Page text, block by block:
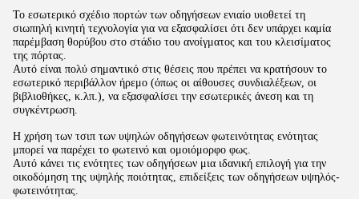
Το εσωτερικό σχέδιο πορτών των οδηγήσεων ενιαίο υιοθετεί τη
σιωπηλή κινητή τεχνολογία για να εξασφαλίσει ότι δεν υπάρχει καμία
παρέμβαση θορύβου στο στάδιο του ανοίγματος και του κλεισίματος
της πόρτας.
Αυτό είναι πολύ σημαντικό στις θέσεις που πρέπει να κρατήσουν το
εσωτερικό περιβάλλον ήρεμο (όπως οι αίθουσες συνδιαλέξεων, οι
βιβλιοθήκες, κ.λπ.), να εξασφαλίσει την εσωτερικές άνεση και τη
συγκέντρωση.
Η χρήση των τσιπ των υψηλών οδηγήσεων φωτεινότητας ενότητας
μπορεί να παρέχει το φωτεινό και ομοιόμορφο φως.
Αυτό κάνει τις ενότητες των οδηγήσεων μια ιδανική επιλογή για την
οικοδόμηση της υψηλής ποιότητας, επιδείξεις των οδηγήσεων υψηλός-
φωτεινότητας.